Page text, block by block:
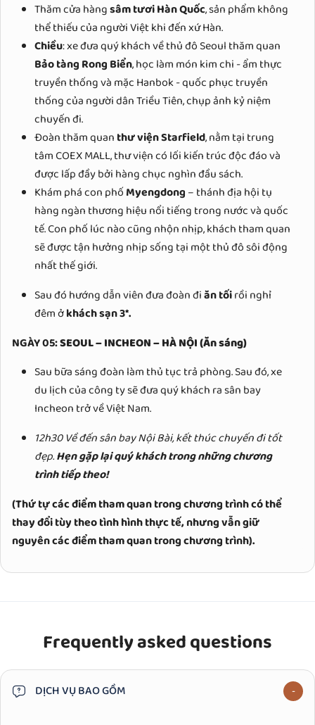
Thăm cửa hàngsâm tươi Hàn Quốc, sản phẩm không
thể thiếu của người Việt khi đến xứ Hàn.
Chiều: xe đưa quý khách về thủ đô Seoul thăm quan
Bảo tàng Rong Biển, học làm món kim chi - ẩm thực
truyền thống và mặc Hanbok - quốc phục truyền
thống của người dân Triều Tiên, chụp ảnh kỷ niệm
chuyến đi.
Đoàn thăm quan thư viện Starfield, nằm tại trung
tâm COEX MALL, thư viện có lối kiến trúc độc đáo và
được lấp đầy bởi hàng chục nghìn đầu sách.
Khám phá con phố Myengdong – thánh địa hội tụ
hàng ngàn thương hiệu nổi tiếng trong nước và quốc
tế. Con phố lúc nào cũng nhộn nhịp, khách tham quan
sẽ được tận hưởng nhịp sống tại một thủ đô sôi động
nhất thế giới.
Sau đó hướng dẫn viên đưa đoàn điăn tốirồi nghỉ
đêm ởkhách sạn 3*.
NGÀY 05:SEOUL – INCHEON – HÀ NỘI(Ăn sáng)
Sau bữa sáng đoàn làm thủ tục trả phòng. Sau đó, xe
du lịch của công ty sẽ đưa quý khách ra sân bay
Incheon trở về Việt Nam.
12h30 Về đến sân bay Nội Bài, kết thúc chuyến đi tốt
đẹp.Hẹn gặp lại quý khách trong những chương
trình tiếp theo!
(Thứ tự các điểm tham quan trong chương trình có thể
thay đổi tùy theo tình hình thực tế, nhưng vẫn giữ
nguyên các điểm tham quan trong chương trình).
Frequently asked questions
DỊCH VỤ BAO GỒM